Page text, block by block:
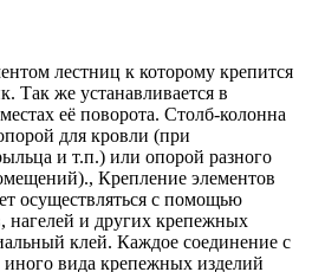
лестниц к которому крепится
Так же устанавливается в
её поворота. Столб-колонна
для кровли (при
и т.п.) или опорой разного
Крепление элементов
осуществляться с помощью
нагелей и других крепежных
клей. Каждое соединение с
вида крепежных изделий